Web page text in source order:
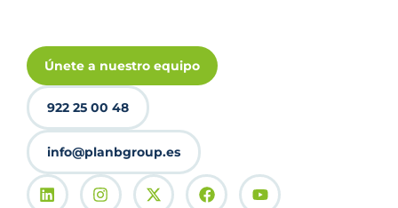
Únete a nuestro equipo
922 25 00 48
info@planbgroup.es